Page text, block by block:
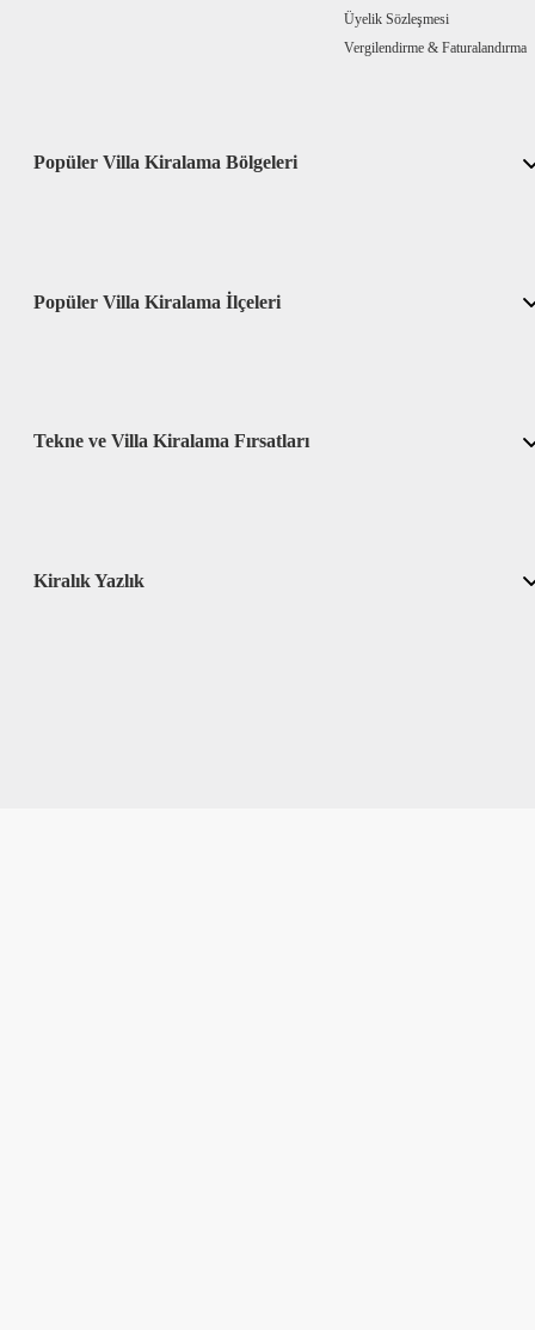
Üyelik Sözleşmesi
Vergilendirme & Faturalandırma
Popüler Villa Kiralama Bölgeleri
Popüler Villa Kiralama İlçeleri
Tekne ve Villa Kiralama Fırsatları
Kiralık Yazlık